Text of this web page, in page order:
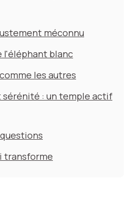
méconnu
l'éléphant blanc
les autres
: un temple actif
questions
transforme